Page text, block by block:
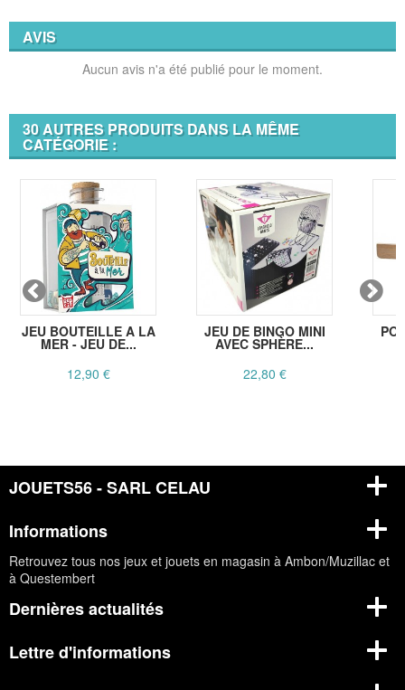
AVIS
Aucun avis n'a été publié pour le moment.
30 AUTRES PRODUITS DANS LA MÊME
CATÉGORIE :
JEU BOUTEILLE A LA
MER - JEU DE...
12,90 €
JEU DE BINGO MINI
AVEC SPHÈRE...
22,80 €
JOUETS56 - SARL CELAU
Informations
Retrouvez tous nos jeux et jouets en magasin à Ambon/Muzillac et
à Questembert
Dernières actualités
Lettre d'informations